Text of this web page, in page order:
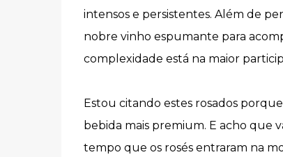
intensos e persistentes. Além de
nobre vinho espumante para
complexidade está na maior
Estou citando estes rosados
bebida mais premium. E acho que
tempo que os rosés entraram na